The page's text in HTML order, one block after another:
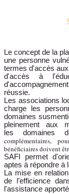
Le concept de la
une personne
termes d'accès
d'accès à
réussie.
Les associations
charge les
domaines
pleinement aux
les domaines
complémentaires,
bénéficiaires doivent
SAFI permet
aptes à répondre à
La mise en
de l’efficience
l'assistance